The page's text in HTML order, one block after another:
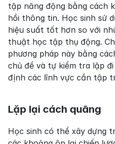
tập năng động bằng cách
hồi thông tin. Học sinh sử
hiệu suất tốt hơn so với
thuật học tập thụ động.
phương pháp này bằng
chủ đề và tự kiểm tra lặp
định các lĩnh vực cần tập
Lặp lại cách quãng
Học sinh có thể xây dựng